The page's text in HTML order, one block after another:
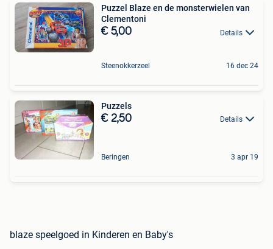
Puzzel Blaze en de monsterwielen van
Clementoni
€ 5,00 Details
Steenokkerzeel 16 dec 24
Puzzels
€ 2,50 Details
Beringen 3 apr 19
blaze speelgoed in Kinderen en Baby's